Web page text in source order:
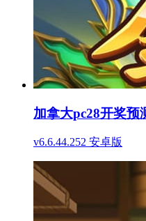
加拿大pc28开奖预
v6.6.44.252 安卓版